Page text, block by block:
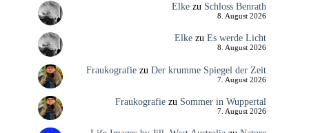
Elkezu Schloss Benrath
8. August 2026
Elkezu Es werde Licht
8. August 2026
Fraukografiezu Der krumme Spiegel der Zeit
7. August 2026
Fraukografiezu Sommer in Wuppertal
7. August 2026